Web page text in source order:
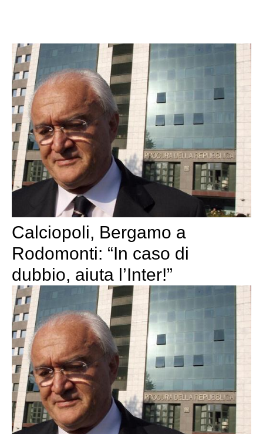
Calciopoli, Bergamo a
Rodomonti: “In caso di
dubbio, aiuta l’Inter!”